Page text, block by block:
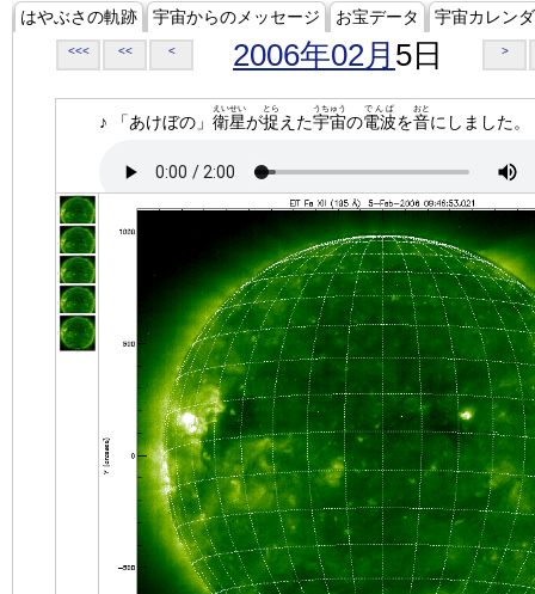
はやぶさの軌跡 宇宙からのメッセージ お宝データ 宇宙カレン
<<< << < 2006年02月 5日 >
♪ 「あけぼの」 衛星
えいせい
が捉
とら
えた宇宙
うちゅう
の電波
でんぱ
を音
おと
にしました。